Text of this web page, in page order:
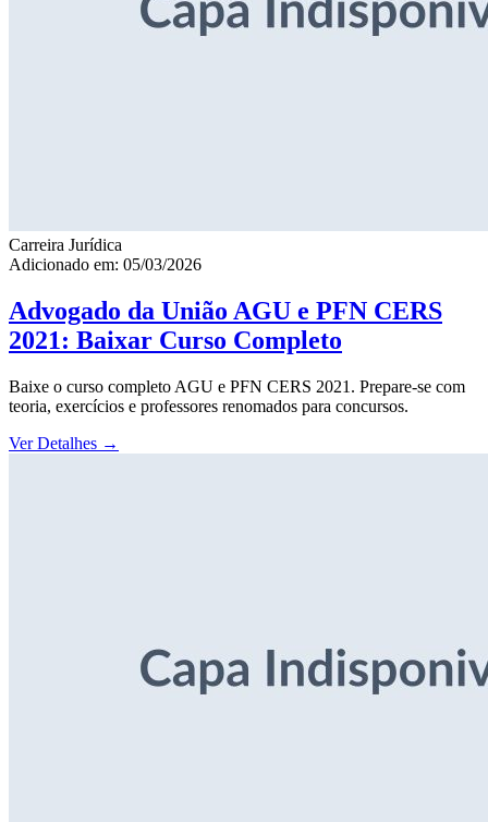
Carreira Jurídica
Adicionado em: 05/03/2026
Advogado da União AGU e PFN CERS
2021: Baixar Curso Completo
Baixe o curso completo AGU e PFN CERS 2021. Prepare-se com
teoria, exercícios e professores renomados para concursos.
Ver Detalhes →